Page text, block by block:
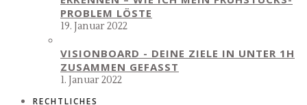
PROBLEM LÖSTE
19. Januar 2022
VISIONBOARD - DEINE ZIELE IN UNTER 1H
ZUSAMMEN GEFASST
1. Januar 2022
RECHTLICHES